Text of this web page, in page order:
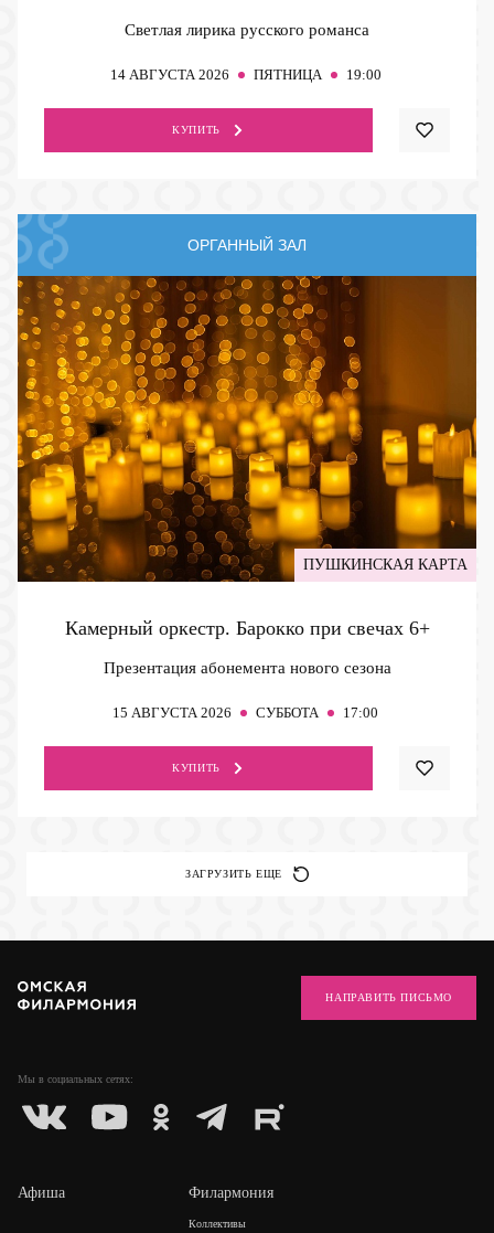
Светлая лирика русского романса
14 АВГУСТА 2026 ПЯТНИЦА 19:00
КУПИТЬ
ОРГАННЫЙ ЗАЛ
ПУШКИНСКАЯ КАРТА
Камерный оркестр. Барокко при свечах 6+
Презентация абонемента нового сезона
15 АВГУСТА 2026 СУББОТА 17:00
КУПИТЬ
ЗАГРУЗИТЬ ЕЩЕ
Мы в социальных сетях:
НАПРАВИТЬ ПИСЬМО
Афиша Филармония
Коллективы